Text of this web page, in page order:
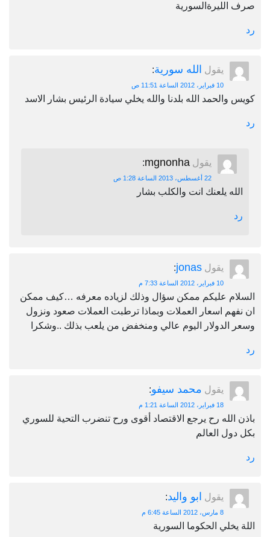
صرف الليرةالسورية
رد
يقول الله سورية:
10 فبراير، 2012 الساعة 11:51 ص
كويس والحمد الله بلدنا والله يخلي سيادة الرئيس بشار الاسد
رد
يقول mgnonha
:
22 أغسطس، 2013 الساعة 1:28 ص
الله يلعنك انت والكلب بشار
رد
يقول jonas
:
10 فبراير، 2012 الساعة 7:33 م
السلام عليكم ممكن سؤال وذلك لزياده معرفه …كيف ممكن
ان نفهم اسعار العملات وبماذا ترطبت العملات صعود ونزول
وسعر الدولار اليوم عالي ومنخفض من يلعب بذلك ..وشكرا
رد
يقول محمد سيفو:
18 فبراير، 2012 الساعة 1:21 م
باذن الله رح يرجع الاقتصاد أقوى ورح تنضرب التحية للسوري
بكل دول العالم
رد
يقول ابو واليد:
8 مارس، 2012 الساعة 6:45 م
اللة يخلي الحكوما السورية